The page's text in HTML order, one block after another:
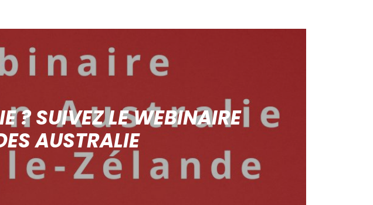
? SUIVEZ LE WEBINAIRE
AUSTRALIE